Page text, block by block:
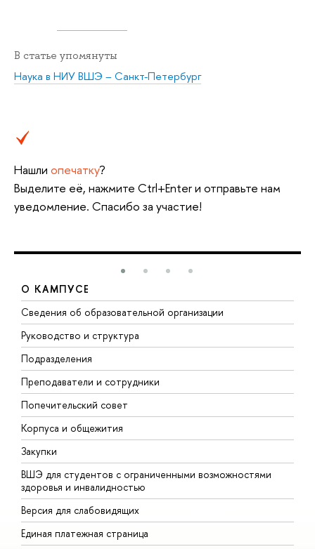
В статье упомянуты
Наука в НИУ ВШЭ – Санкт-Петербург
Нашли опечатку?
Выделите её, нажмите Ctrl+Enter и отправьте нам
уведомление. Спасибо за участие!
О КАМПУСЕ
Сведения об образовательной организации
Руководство и структура
Подразделения
Преподаватели и сотрудники
Попечительский совет
Корпуса и общежития
Закупки
ВШЭ для студентов с ограниченными возможностями
здоровья и инвалидностью
Версия для слабовидящих
Единая платежная страница